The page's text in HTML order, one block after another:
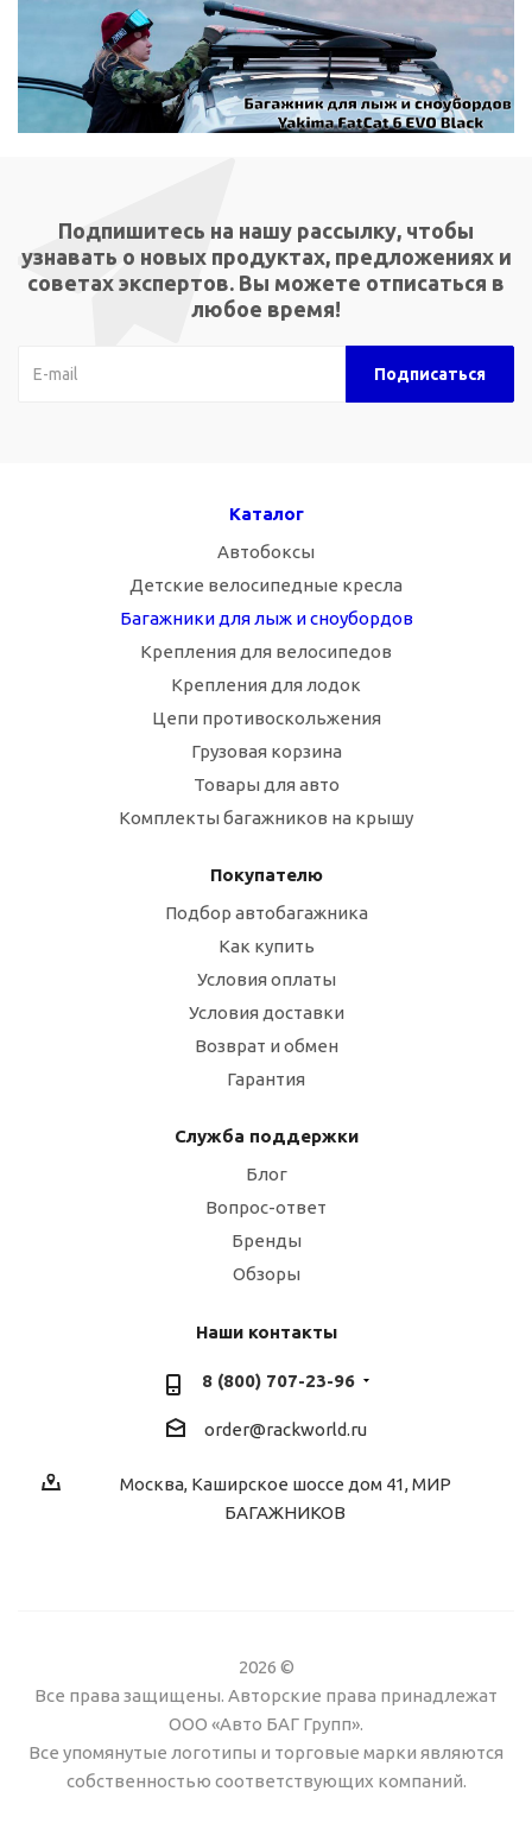
Подпишитесь на нашу рассылку, чтобы
узнавать о новых продуктах, предложениях и
советах экспертов. Вы можете отписаться в
любое время!
Каталог
Автобоксы
Детские велосипедные кресла
Багажники для лыж и сноубордов
Крепления для велосипедов
Крепления для лодок
Цепи противоскольжения
Грузовая корзина
Товары для авто
Комплекты багажников на крышу
Покупателю
Подбор автобагажника
Как купить
Условия оплаты
Условия доставки
Возврат и обмен
Гарантия
Служба поддержки
Блог
Вопрос-ответ
Бренды
Обзоры
Наши контакты
8 (800) 707-23-96
order@rackworld.ru
Москва, Каширское шоссе дом 41, МИР
БАГАЖНИКОВ
2026 ©
Все права защищены. Авторские права принадлежат
ООО «Авто БАГ Групп».
Все упомянутые логотипы и торговые марки являются
собственностью соответствующих компаний.